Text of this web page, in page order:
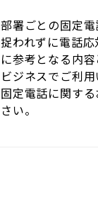
部署ごとの固定
捉われずに電話
に参考となる内
ビジネスでご利
固定電話に関す
さい。